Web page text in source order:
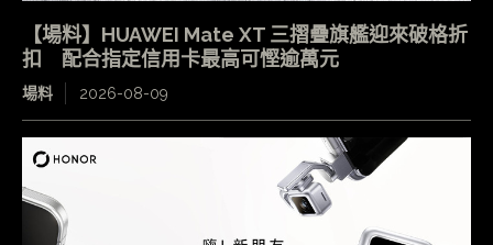
【場料】HUAWEI Mate XT 三摺疊旗艦迎來破格折
扣 配合指定信用卡最高可慳逾萬元
場料 2026-08-09